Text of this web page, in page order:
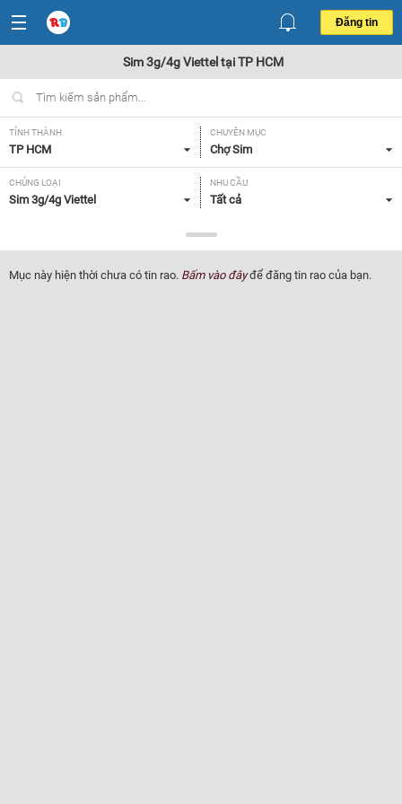
Đăng tin
Sim 3g/4g Viettel tại TP HCM
TỈNH THÀNH
TP HCM
CHUYÊN MỤC
Chợ Sim
CHỦNG LOẠI
Sim 3g/4g Viettel
NHU CẦU
Tất cả
50 - 100 triệu
Mục này hiện thời chưa có tin rao. Bấm vào đâyđể đăng tin rao của bạn.